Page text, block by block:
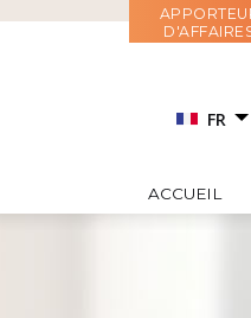
FR
RU
ACCUEIL